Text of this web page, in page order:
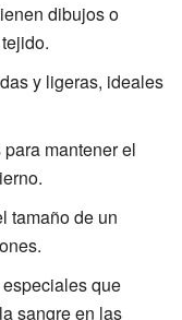
dibujos o
y ligeras, ideales
mantener el
tamaño de un
que
sangre en las